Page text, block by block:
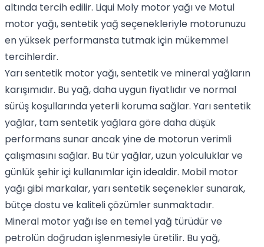
altında tercih edilir. Liqui Moly motor yağıve Motul
motor yağı, sentetik yağ seçenekleriyle motorunuzu
en yüksek performansta tutmak için mükemmel
tercihlerdir.
Yarı sentetik motor yağı, sentetik ve mineral yağların
karışımıdır. Bu yağ, daha uygun fiyatlıdır ve normal
sürüş koşullarında yeterli koruma sağlar. Yarı sentetik
yağlar, tam sentetik yağlara göre daha düşük
performans sunar ancak yine de motorun verimli
çalışmasını sağlar. Bu tür yağlar, uzun yolculuklar ve
günlük şehir içi kullanımlar için idealdir. Mobil motor
yağıgibi markalar, yarı sentetik seçenekler sunarak,
bütçe dostu ve kaliteli çözümler sunmaktadır.
Mineral motor yağıise en temel yağ türüdür ve
petrolün doğrudan işlenmesiyle üretilir. Bu yağ,